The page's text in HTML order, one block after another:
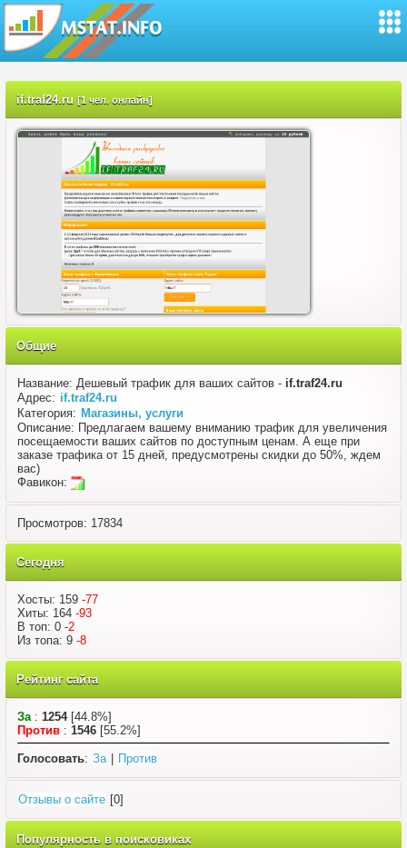
if.traf24.ru [1 чел. онлайн]
Общие
Название: Дешевый трафик для ваших сайтов - if.traf24.ru
Адрес: if.traf24.ru
Категория: Магазины, услуги
Описание: Предлагаем вашему вниманию трафик для увеличения
посещаемости ваших сайтов по доступным ценам. А еще при
заказе трафика от 15 дней, предусмотрены скидки до 50%, ждем
вас)
Фавикон:
Просмотров: 17834
Сегодня
Хосты: 159 -77
Хиты: 164 -93
В топ: 0 -2
Из топа: 9 -8
Рейтинг сайта
За : 1254[44.8%]
Против : 1546 [55.2%]
Голосовать: За | Против
Отзывы о сайте [0]
Популярность в поисковиках